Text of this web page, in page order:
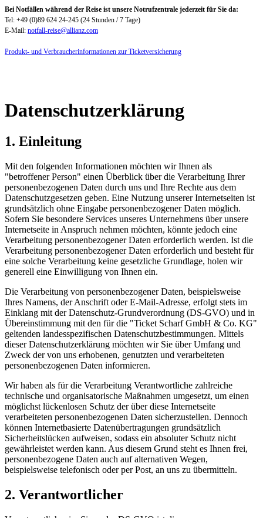
Bei Notfällen während der Reise ist unsere Notrufzentrale jederzeit für Sie da:
Tel: +49 (0)89 624 24-245 (24 Stunden / 7 Tage)
E-Mail: notfall-reise@allianz.com
Produkt- und Verbraucherinformationen zur Ticketversicherung
Datenschutzerklärung
1. Einleitung
Mit den folgenden Informationen möchten wir Ihnen als
"betroffener Person" einen Überblick über die Verarbeitung Ihrer
personenbezogenen Daten durch uns und Ihre Rechte aus dem
Datenschutzgesetzen geben. Eine Nutzung unserer Internetseiten ist
grundsätzlich ohne Eingabe personenbezogener Daten möglich.
Sofern Sie besondere Services unseres Unternehmens über unsere
Internetseite in Anspruch nehmen möchten, könnte jedoch eine
Verarbeitung personenbezogener Daten erforderlich werden. Ist die
Verarbeitung personenbezogener Daten erforderlich und besteht für
eine solche Verarbeitung keine gesetzliche Grundlage, holen wir
generell eine Einwilligung von Ihnen ein.
Die Verarbeitung von personenbezogener Daten, beispielsweise
Ihres Namens, der Anschrift oder E-Mail-Adresse, erfolgt stets im
Einklang mit der Datenschutz-Grundverordnung (DS-GVO) und in
Übereinstimmung mit den für die "Ticket Scharf GmbH & Co. KG"
geltenden landesspezifischen Datenschutzbestimmungen. Mittels
dieser Datenschutzerklärung möchten wir Sie über Umfang und
Zweck der von uns erhobenen, genutzten und verarbeiteten
personenbezogenen Daten informieren.
Wir haben als für die Verarbeitung Verantwortliche zahlreiche
technische und organisatorische Maßnahmen umgesetzt, um einen
möglichst lückenlosen Schutz der über diese Internetseite
verarbeiteten personenbezogenen Daten sicherzustellen. Dennoch
können Internetbasierte Datenübertragungen grundsätzlich
Sicherheitslücken aufweisen, sodass ein absoluter Schutz nicht
gewährleistet werden kann. Aus diesem Grund steht es Ihnen frei,
personenbezogene Daten auch auf alternativen Wegen,
beispielsweise telefonisch oder per Post, an uns zu übermitteln.
2. Verantwortlicher